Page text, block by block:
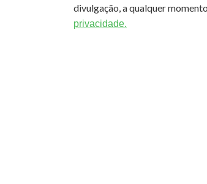
divulgação, a qualquer
privacidade.